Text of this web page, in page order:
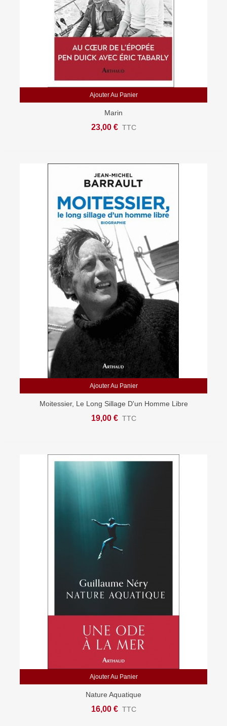
Ajouter Au Panier
Marin
23,00 € TTC
Ajouter Au Panier
Moitessier, Le Long Sillage D'un Homme Libre
19,00 € TTC
Ajouter Au Panier
Nature Aquatique
16,00 € TTC